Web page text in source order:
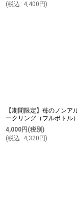
(税込 : 4,400 円)
【期間限定】苺のノンア
ークリング（フルボトル）
4,000円 (税別)
(税込 : 4,320 円)